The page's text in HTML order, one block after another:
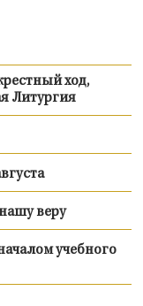
ход,
Литургия
веру
учебного